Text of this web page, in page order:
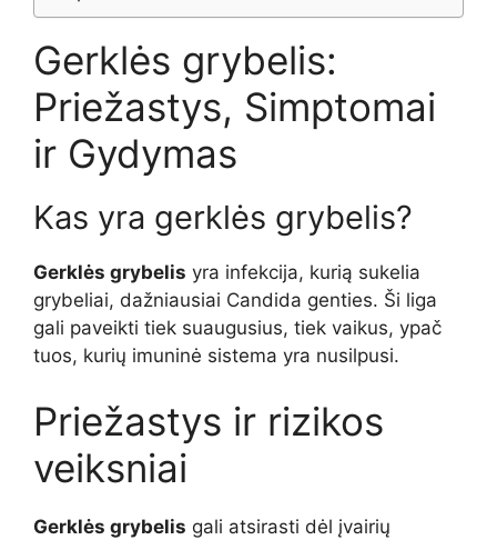
Gerklės grybelis:
Priežastys, Simptomai
ir Gydymas
Kas yra gerklės grybelis?
Gerklės grybelis yra infekcija, kurią sukelia
grybeliai, dažniausiai Candida genties. Ši liga
gali paveikti tiek suaugusius, tiek vaikus, ypač
tuos, kurių imuninė sistema yra nusilpusi.
Priežastys ir rizikos
veiksniai
Gerklės grybelis gali atsirasti dėl įvairių